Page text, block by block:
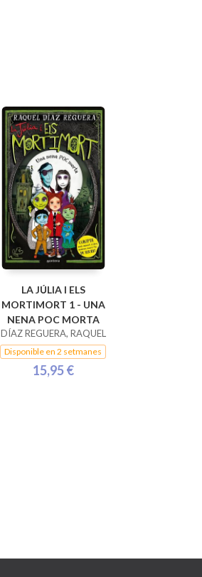
LA JÚLIA I ELS
MORTIMORT 1 - UNA
NENA POC MORTA
DÍAZ REGUERA, RAQUEL
Disponible en 2 setmanes
15,95 €